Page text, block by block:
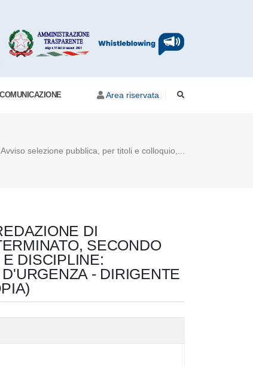
COMUNICAZIONE Area riservata
selezione pubblica, per titoli e colloquio,...
DI
SECONDO
DISCIPLINE:
- DIRIGENTE